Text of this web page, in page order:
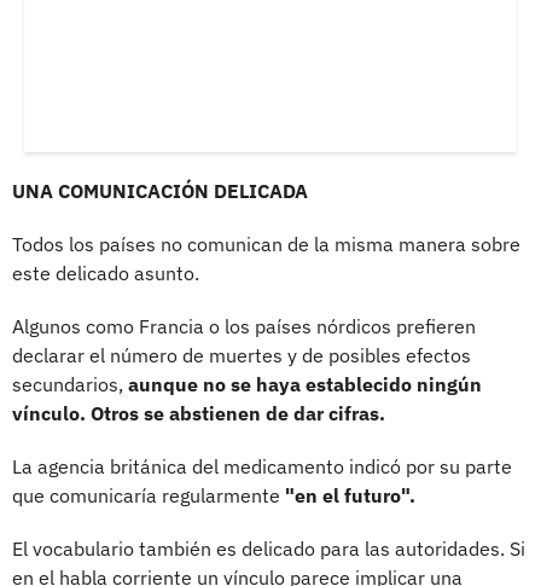
UNA COMUNICACIÓN DELICADA
Todos los países no comunican de la misma manera sobre
este delicado asunto.
Algunos como Francia o los países nórdicos prefieren
declarar el número de muertes y de posibles efectos
secundarios, aunque no se haya establecido ningún
vínculo. Otros se abstienen de dar cifras.
La agencia británica del medicamento indicó por su parte
que comunicaría regularmente "en el futuro".
El vocabulario también es delicado para las autoridades. Si
en el habla corriente un vínculo parece implicar una